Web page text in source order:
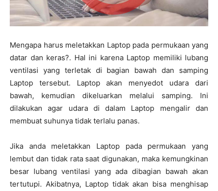
Mengapa harus meletakkan Laptop pada permukaan yang
datar dan keras?. Hal ini karena Laptop memiliki lubang
ventilasi yang terletak di bagian bawah dan samping
Laptop tersebut. Laptop akan menyedot udara dari
bawah, kemudian dikeluarkan melalui samping. Ini
dilakukan agar udara di dalam Laptop mengalir dan
membuat suhunya tidak terlalu panas.
Jika anda meletakkan Laptop pada permukaan yang
lembut dan tidak rata saat digunakan, maka kemungkinan
besar lubang ventilasi yang ada dibagian bawah akan
tertutupi. Akibatnya, Laptop tidak akan bisa menghisap